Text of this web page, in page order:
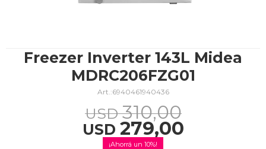
Freezer Inverter 143L Midea
MDRC206FZG01
6940461940436
USD 279,00
USD 310,00
10